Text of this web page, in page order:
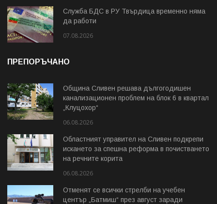
Служба БДС в РУ Твърдица временно няма
да работи
07.08.2026
ПРЕПОРЪЧАНО
Община Сливен решава дългогодишен
канализационен проблем на блок 6 в квартал
„Клуцохор“
06.08.2026
Областният управител на Сливен подкрепи
искането за спешна реформа в почистването
на речните корита
06.08.2026
Отменят се всички стрелби на учебен
център „Батмиш“ през август заради